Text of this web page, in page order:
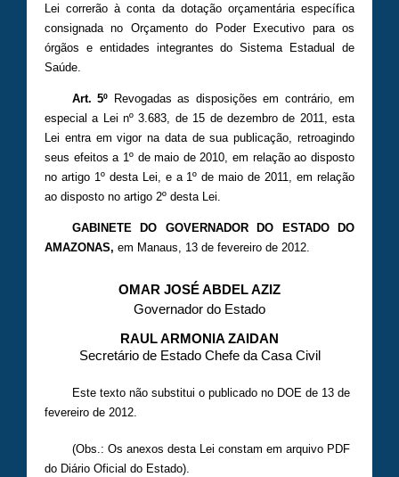
Lei correrão à conta da dotação orçamentária específica
consignada no Orçamento do Poder Executivo para os
órgãos e entidades integrantes do Sistema Estadual de
Saúde.
Art. 5º Revogadas as disposições em contrário, em
especial a Lei nº 3.683, de 15 de dezembro de 2011, esta
Lei entra em vigor na data de sua publicação, retroagindo
seus efeitos a 1º de maio de 2010, em relação ao disposto
no artigo 1º desta Lei, e a 1º de maio de 2011, em relação
ao disposto no artigo 2º desta Lei.
GABINETE DO GOVERNADOR DO ESTADO DO
AMAZONAS, em Manaus, 13 de fevereiro de 2012.
OMAR JOSÉ ABDEL AZIZ
Governador do Estado
RAUL ARMONIA ZAIDAN
Secretário de Estado Chefe da Casa Civil
Este texto não substitui o publicado no DOE de 13 de
fevereiro de 2012.
(Obs.: Os anexos desta Lei constam em arquivo PDF
do Diário Oficial do Estado).